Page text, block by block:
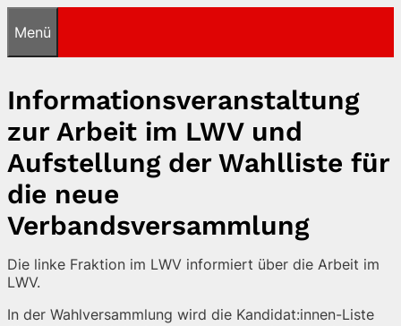
Inhalt
springen
Menü
Informationsveranstaltung
zur Arbeit im LWV und
Aufstellung der Wahlliste für
die neue
Verbandsversammlung
Die linke Fraktion im LWV informiert über die Arbeit im
LWV.
In der Wahlversammlung wird die Kandidat:innen-Liste